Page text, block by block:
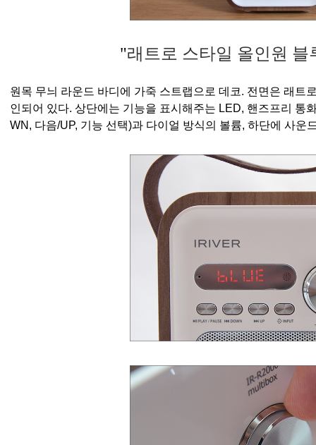
"래트로 스타일 올인원 블
원목 무늬 라운드 바디에 가죽 스트랩으로 데코. 전면은 래트
인되어 있다. 상단에는 기능을 표시해주는 LED, 핸즈프리 통
WN, 다음/UP, 기능 선택)과 다이얼 방식의 볼륨, 하단에 사운